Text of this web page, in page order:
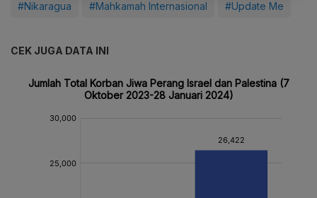
#Nikaragua #Mahkamah Internasional #Update Me
CEK JUGA DATA INI